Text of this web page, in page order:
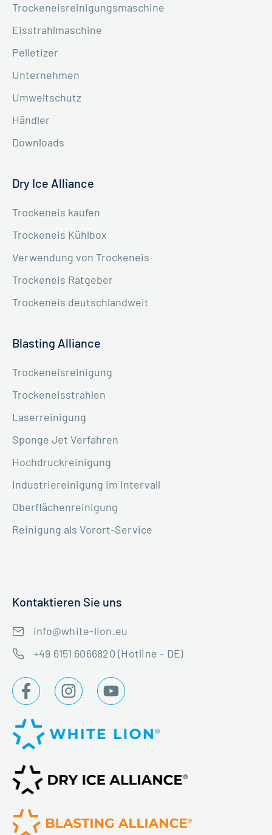
Trockeneisreinigungsmaschine
Eisstrahlmaschine
Pelletizer
Unternehmen
Umweltschutz
Händler
Downloads
Dry Ice Alliance
Trockeneis kaufen
Trockeneis Kühlbox
Verwendung von Trockeneis
Trockeneis Ratgeber
Trockeneis deutschlandweit
Blasting Alliance
Trockeneisreinigung
Trockeneisstrahlen
Laserreinigung
Sponge Jet Verfahren
Hochdruckreinigung
Industriereinigung im Intervall
Oberflächenreinigung
Reinigung als Vorort-Service
Kontaktieren Sie uns
info@white-lion.eu
+49 6151 6066820 (Hotline - DE)